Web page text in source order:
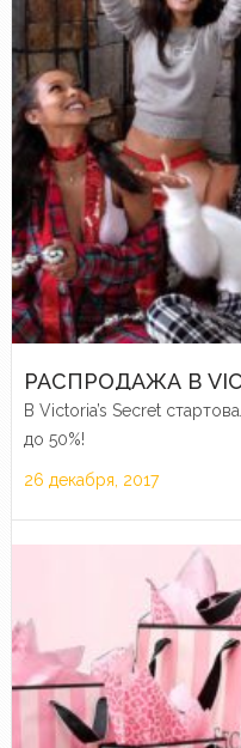
РАСПРОДАЖА В
В Victoria’s Secret
до 50%!
26 декабря, 2017